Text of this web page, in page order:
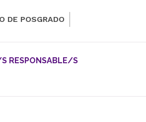
DE POSGRADO
RESPONSABLE/S